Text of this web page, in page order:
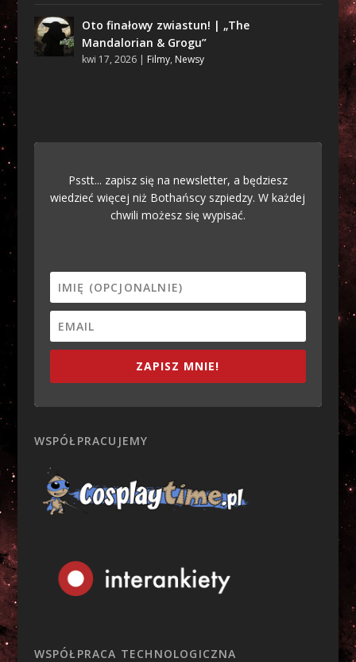
Oto finałowy zwiastun! | „The
Mandalorian & Grogu”
kwi 17, 2026| Filmy, Newsy
Psstt... zapisz się na newsletter, a będziesz
wiedzieć więcej niż Bothańscy szpiedzy. W każdej
chwili możesz się wypisać.
ZAPISZ MNIE!
WSPÓŁPRACUJEMY
WSPÓŁPRACA TECHNOLOGICZNA